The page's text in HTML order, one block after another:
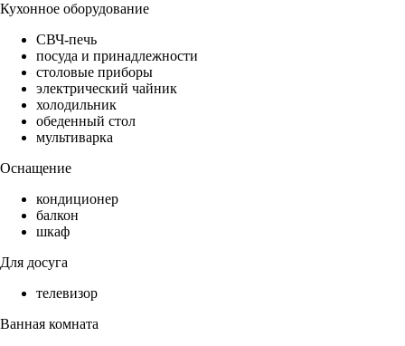
Кухонное оборудование
СВЧ-печь
посуда и принадлежности
столовые приборы
электрический чайник
холодильник
обеденный стол
мультиварка
Оснащение
кондиционер
балкон
шкаф
Для досуга
телевизор
Ванная комната